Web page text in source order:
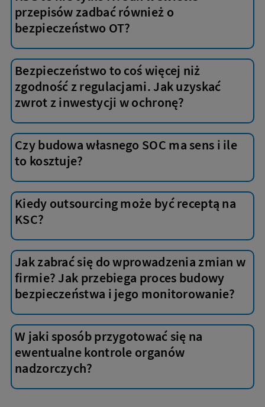
przepisów zadbać również o
bezpieczeństwo OT?
Bezpieczeństwo to coś więcej niż
zgodność z regulacjami. Jak uzyskać
zwrot z inwestycji w ochronę?
Czy budowa własnego SOC ma sens i ile
to kosztuje?
Kiedy outsourcing może być receptą na
KSC?
Jak zabrać się do wprowadzenia zmian w
firmie? Jak przebiega proces budowy
bezpieczeństwa i jego monitorowanie?
W jaki sposób przygotować się na
ewentualne kontrole organów
nadzorczych?